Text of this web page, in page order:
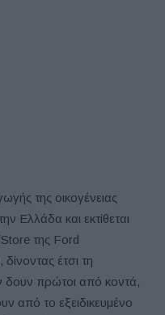
της οικογένειας
Ελλάδα και εκτίθεται
της Ford
έτσι τη
δουν πρώτοι από κοντά,
από το εξειδικευμένο